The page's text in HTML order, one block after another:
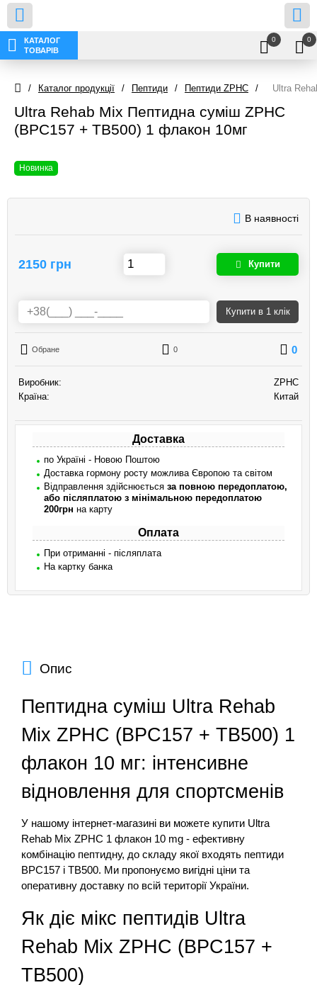
КАТАЛОГ
ТОВАРІВ
0 0
/ Каталог продукції / Пептиди / Пептиди ZPHC / Ultra
Ultra Rehab Mix Пептидна суміш ZPHC
(BPC157 + TB500) 1 флакон 10мг
Новинка
В наявності
2150 грн Купити
Купити в 1 клік
Обране 0 0
Виробник:
ZPHC
Країна:
Китай
Доставка
по Україні - Новою Поштою
Доставка гормону росту можлива Європою та світом
Відправлення здійснюється за повною передоплатою,
або післяплатою з мінімальною передоплатою
200грн на карту
Оплата
При отриманні - післяплата
На картку банка
Опис
Пептидна суміш Ultra Rehab
Mix ZPHC (BPC157 + TB500) 1
флакон 10 мг: інтенсивне
відновлення для спортсменів
У нашому інтернет-магазині ви можете купити Ultra
Rehab Mix ZPHC 1 флакон 10 mg - ефективну
комбінацію пептидну, до складу якої входять пептиди
BPC157 і TB500. Ми пропонуємо вигідні ціни та
оперативну доставку по всій території України.
Як діє мікс пептидів Ultra
Rehab Mix ZPHC (BPC157 +
TB500)